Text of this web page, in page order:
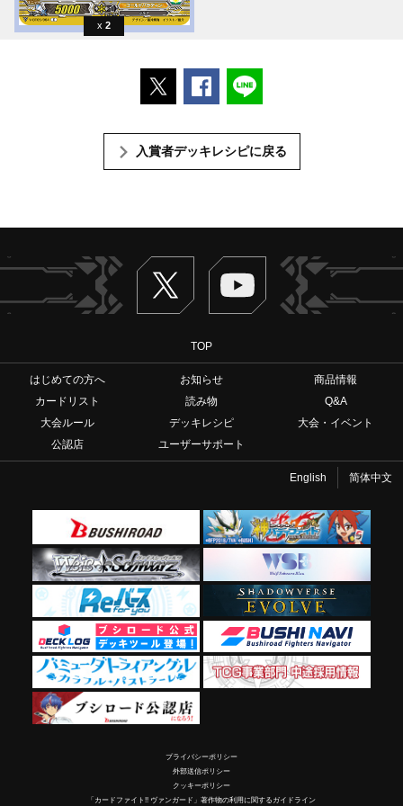
2
ポストするFacebookでシェアする
入賞者デッキレシピに戻る
Twitter ヴァンガードch
TOP
はじめての方へ お知らせ
商品情報
カードリスト
読み物
Q&A
大会ルール
デッキレシピ
大会・イベント
公認店
ユーザーサポート
English 简体中文
プライバシーポリシー
外部送信ポリシー
クッキーポリシー
「カードファイト!! ヴァンガード」著作物の利用に関するガイドライン